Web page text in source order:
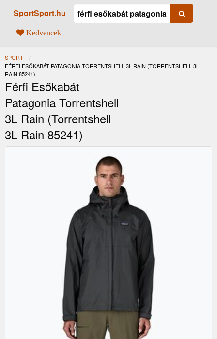
SportSport.hu
Kedvencek
SPORT
JELENLEGI:
FÉRFI ESŐKABÁT PATAGONIA TORRENTSHELL 3L RAIN (TORRENTSHELL 3L
RAIN 85241)
Férfi Esőkabát
Patagonia Torrentshell
3L Rain (Torrentshell
3L Rain 85241)